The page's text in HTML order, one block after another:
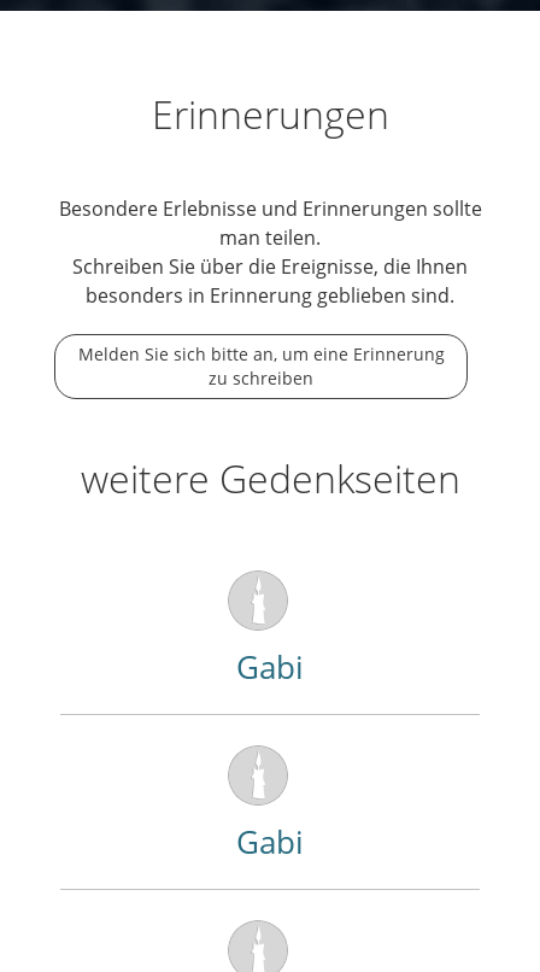
Erinnerungen
Besondere Erlebnisse und Erinnerungen sollte
man teilen.
Schreiben Sie über die Ereignisse, die Ihnen
besonders in Erinnerung geblieben sind.
Melden Sie sich bitte an, um eine Erinnerung
zu schreiben
weitere Gedenkseiten
Gabi
Gabi